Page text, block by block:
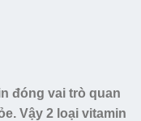
đóng vai trò quan
Vậy 2 loại vitamin